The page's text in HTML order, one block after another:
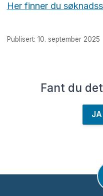
Her finner du
Publisert: 10. september 2025
Fant du
JA